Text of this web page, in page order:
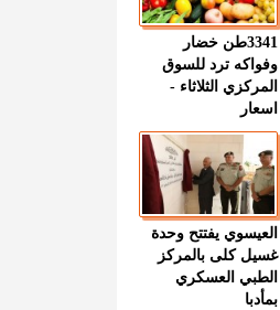
3341طن خضار
وفواكه ترد للسوق
المركزي الثلاثاء -
اسعار
العيسوي يفتتح وحدة
غسيل كلى بالمركز
الطبي العسكري
بمأدبا